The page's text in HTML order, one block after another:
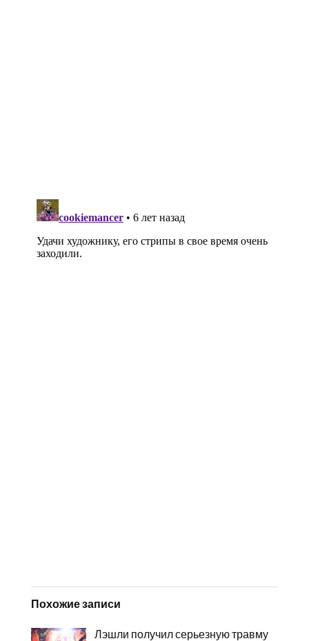
Похожие записи
Лэшли получил серьезную травму